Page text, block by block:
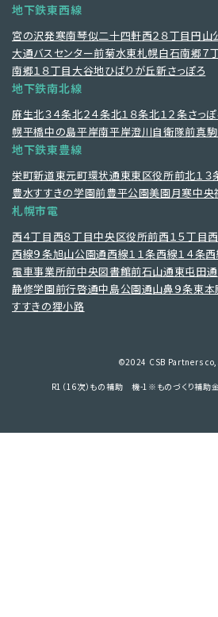
地下鉄東西線
宮の沢発寒南琴似二十四軒西２８丁目円山
大通バスセンター前菊水東札幌白石南郷７
南郷１８丁目大谷地ひばりが丘新さっぽろ
地下鉄南北線
麻生北３４条北２４条北１８条北１２条さっ
幌平橋中の島平岸南平岸澄川自衛隊前真
地下鉄東豊線
栄町新道東元町環状通東東区役所前北１３
豊水すすきの学園前豊平公園美園月寒中央
札幌市電
西４丁目 西８丁目中央区役所前西１５丁目
西線９条旭山公園通西線１１条西線１４条
電車事業所前中央図書館前石山通東屯田通
静修学園前行啓通中島公園通山鼻９条東
すすきの狸小路
©2024 CSB Partners
R1（16次）もの補助 機-1※ものづくり補助